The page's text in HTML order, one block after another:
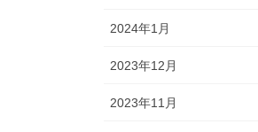
2024年1月
2023年12月
2023年11月